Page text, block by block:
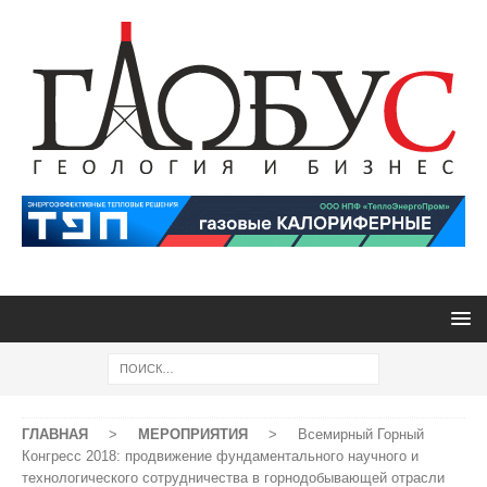
ГЛАВНАЯ > МЕРОПРИЯТИЯ >
Всемирный Горный
Конгресс 2018: продвижение фундаментального научного и
технологического сотрудничества в горнодобывающей отрасли